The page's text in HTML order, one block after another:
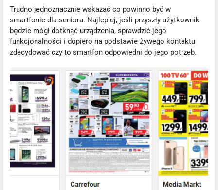
Trudno jednoznacznie wskazać co powinno być w
smartfonie dla seniora. Najlepiej, jeśli przyszły użytkownik
będzie mógł dotknąć urządzenia, sprawdzić jego
funkcjonalności i dopiero na podstawie żywego kontaktu
zdecydować czy to smartfon odpowiedni do jego potrzeb.